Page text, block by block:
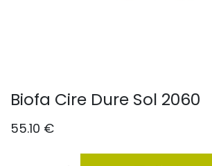
Biofa Cire Dure Sol 2060
55.10 €